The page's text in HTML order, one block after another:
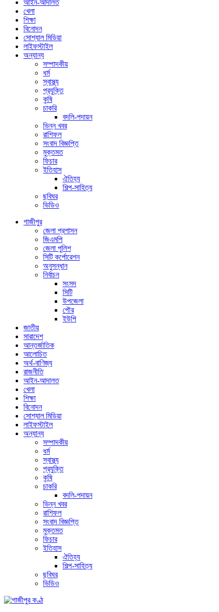
আইন-আদালত
খেলা
শিক্ষা
বিনোদন
সোশ্যাল মিডিয়া
লাইফস্টাইল
অন্যান্য
সম্পাদকীয়
ধর্ম
স্বাস্থ্য
প্রযুক্তি
কৃষি
চাকরি
বদলি-পদায়ন
ভিন্ন খবর
রাশিফল
সংবাদ বিজ্ঞপ্তি
মুক্তমত
ফিচার
ইতিহাস
ঐতিহ্য
শিল্প-সাহিত্য
ছবিঘর
ভিডিও
গাজীপুর
জেলা প্রশাসন
জিএমপি
জেলা পুলিশ
সিটি কর্পোরেশন
অনুসন্ধান
নির্বাচন
সংসদ
সিটি
উপজেলা
পৌর
ইউপি
জাতীয়
সারাদেশ
আন্তর্জাতিক
আলোচিত
অর্থ-বাণিজ্য
রাজনীতি
আইন-আদালত
খেলা
শিক্ষা
বিনোদন
সোশ্যাল মিডিয়া
লাইফস্টাইল
অন্যান্য
সম্পাদকীয়
ধর্ম
স্বাস্থ্য
প্রযুক্তি
কৃষি
চাকরি
বদলি-পদায়ন
ভিন্ন খবর
রাশিফল
সংবাদ বিজ্ঞপ্তি
মুক্তমত
ফিচার
ইতিহাস
ঐতিহ্য
শিল্প-সাহিত্য
ছবিঘর
ভিডিও